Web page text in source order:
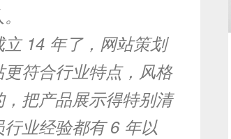
14 年了，网站策划
符合行业特点，风格
把产品展示得特别清
业经验都有 6 年以